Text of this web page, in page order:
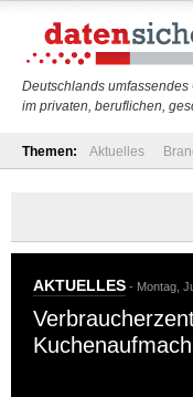
Deutschlands
im privaten, beruflichen,
Themen: Aktuelles
AKTUELLES - Montag,